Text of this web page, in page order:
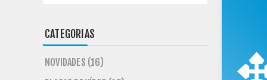
CATEGORIAS
NOVIDADES (16)